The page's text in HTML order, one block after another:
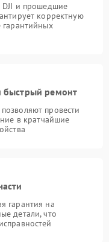
DJI и прошедшие
корректную
гарантийных
быстрый ремонт
провести
в кратчайшие
гарантия на
детали, что